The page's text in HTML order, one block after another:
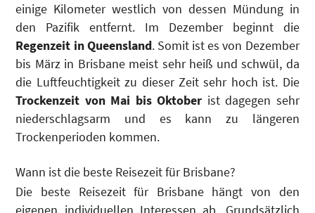
einige Kilometer westlich von dessen Mündung in
den Pazifik entfernt. Im Dezember beginnt die
Regenzeit in Queensland. Somit ist es von Dezember
bis März in Brisbane meist sehr heiß und schwül, da
die Luftfeuchtigkeit zu dieser Zeit sehr hoch ist. Die
Trockenzeit von Mai bis Oktober ist dagegen sehr
niederschlagsarm und es kann zu längeren
Trockenperioden kommen.
Wann ist die beste Reisezeit für Brisbane?
Die beste Reisezeit für Brisbane hängt von den
eigenen individuellen Interessen ab. Grundsätzlich